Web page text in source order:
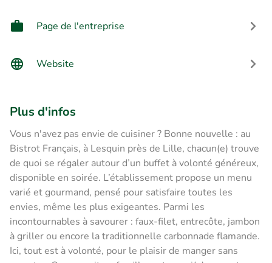
Page de l'entreprise
Website
Plus d'infos
Vous n'avez pas envie de cuisiner ? Bonne nouvelle : au
Bistrot Français, à Lesquin près de Lille, chacun(e) trouve
de quoi se régaler autour d’un buffet à volonté généreux,
disponible en soirée. L’établissement propose un menu
varié et gourmand, pensé pour satisfaire toutes les
envies, même les plus exigeantes. Parmi les
incontournables à savourer : faux-filet, entrecôte, jambon
à griller ou encore la traditionnelle carbonnade flamande.
Ici, tout est à volonté, pour le plaisir de manger sans